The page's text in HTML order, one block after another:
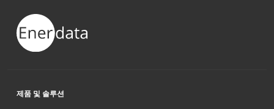
제품 및 솔루션